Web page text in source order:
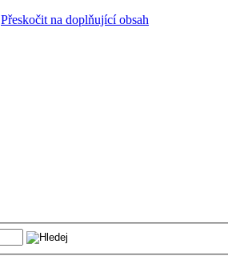
Přeskočit na doplňující obsah